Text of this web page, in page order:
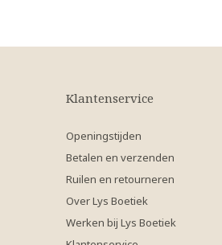
Klantenservice
Openingstijden
Betalen en verzenden
Ruilen en retourneren
Over Lys Boetiek
Werken bij Lys Boetiek